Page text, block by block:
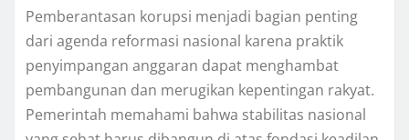
Pemberantasan korupsi menjadi bagian penting
dari agenda reformasi nasional karena praktik
penyimpangan anggaran dapat menghambat
pembangunan dan merugikan kepentingan rakyat.
Pemerintah memahami bahwa stabilitas nasional